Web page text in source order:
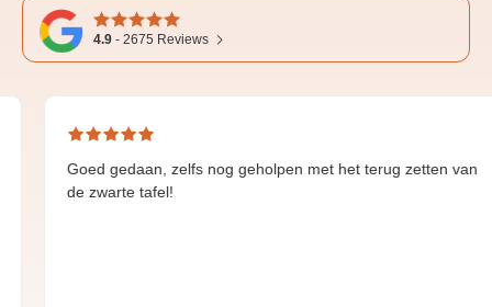
4.9 - 2675 Reviews
gedaan, zelfs nog geholpen met het terug zetten van
tafel!